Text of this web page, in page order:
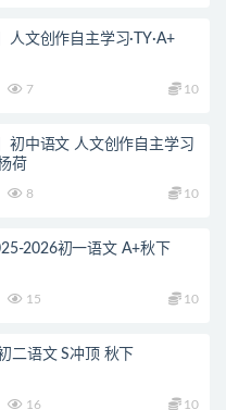
人文创作自主学习·TY·A+
7 10
初中语文 人文创作自主学习
荷
8 10
2026初一语文 A+秋下
15 10
二语文 S冲顶 秋下
16 10